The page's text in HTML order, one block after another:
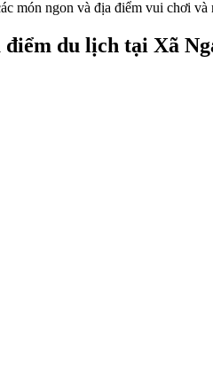
món ngon và địa điểm vui chơi và
du lịch tại Xã